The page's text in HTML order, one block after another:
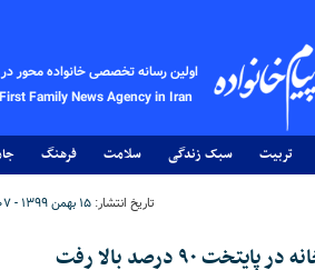
اولین رسانه تخصصی خانواده محور
Family News Agency in Iran
تربیت سبک زندگی سلامت فرهنگ
تاریخ انتشار:۱۵ بهمن ۱۳۹۹ - ۱۳:۰۷
۹۰ درصد بالا رفت